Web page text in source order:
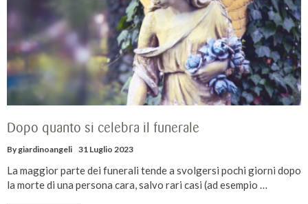
Dopo quanto si celebra il funerale
Bygiardinoangeli 31 Luglio 2023
La maggior parte dei funerali tende a svolgersi pochi giorni dopo
la morte di una persona cara, salvo rari casi (ad esempio …